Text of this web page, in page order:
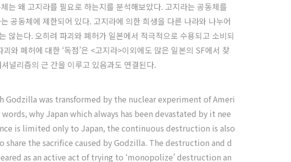
는 왜 고지라를 필요로 하는지를 분석해보았다. 고지라는 공동체를
공동체에 제한되어 있다. 고지라에 의한 희생을 다른 나라와 나누어
않는다. 오히려 파괴와 폐허가 일본에서 적극적으로 수용되고 소비되
와 폐허에 대한 ‘독점’은 <고지라>이외에도 많은 일본의 SF에서 찾
널리즘의 근 간을 이루고 있음과도 연결된다.
Godzilla was transformed by the nuclear experiment of Ameri
why Japan which always has been devastated by it nee
is limited only to Japan, the continuous destruction is also
the sacrifice caused by Godzilla. The destruction and d
as an active act of trying to ‘monopolize’ destruction an